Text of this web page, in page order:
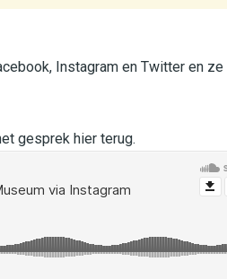
Instagram en Twitter en ze
gesprek hier terug.